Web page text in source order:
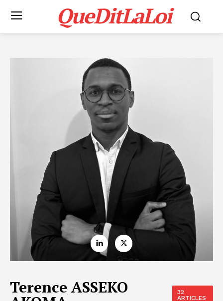
QueDitLaLoi
Terence ASSEKO
32
ARTICLES